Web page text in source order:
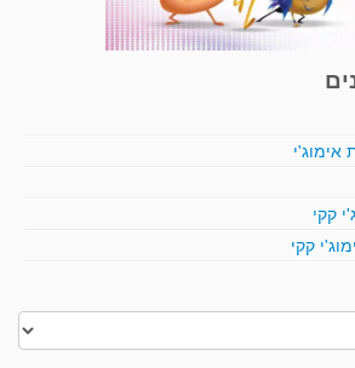
אימוג'י
קקי
קקי